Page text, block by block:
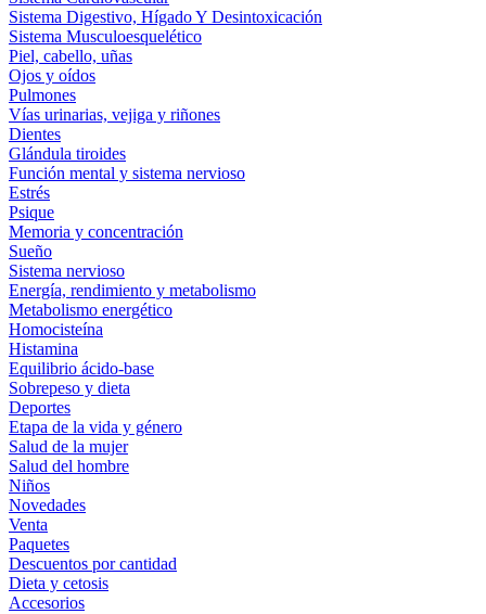
Sistema Digestivo, Hígado Y Desintoxicación
Sistema Musculoesquelético
Piel, cabello, uñas
Ojos y oídos
Pulmones
Vías urinarias, vejiga y riñones
Dientes
Glándula tiroides
Función mental y sistema nervioso
Estrés
Psique
Memoria y concentración
Sueño
Sistema nervioso
Energía, rendimiento y metabolismo
Metabolismo energético
Homocisteína
Histamina
Equilibrio ácido-base
Sobrepeso y dieta
Deportes
Etapa de la vida y género
Salud de la mujer
Salud del hombre
Niños
Novedades
Venta
Paquetes
Descuentos por cantidad
Dieta y cetosis
Accesorios